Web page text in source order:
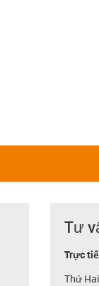
Tư
Trực
Thứ